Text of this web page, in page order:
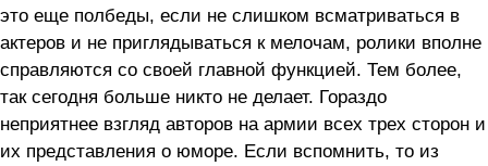
это еще полбеды, если не слишком всматриваться в
актеров и не приглядываться к мелочам, ролики вполне
справляются со своей главной функцией. Тем более,
так сегодня больше никто не делает. Гораздо
неприятнее взгляд авторов на армии всех трех сторон и
их представления о юморе. Если вспомнить, то из